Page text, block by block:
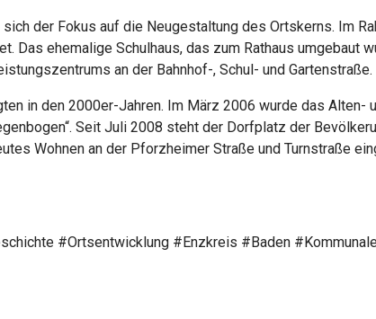
der Fokus auf die Neugestaltung des Ortskerns. Im
Das ehemalige Schulhaus, das zum Rathaus umgebaut
an der Bahnhof-, Schul- und Gartenstraße.
in den 2000er-Jahren. Im März 2006 wurde das
Seit Juli 2008 steht der Dorfplatz der
Wohnen an der Pforzheimer Straße und Turnstraße
#Ortsentwicklung #Enzkreis #Baden